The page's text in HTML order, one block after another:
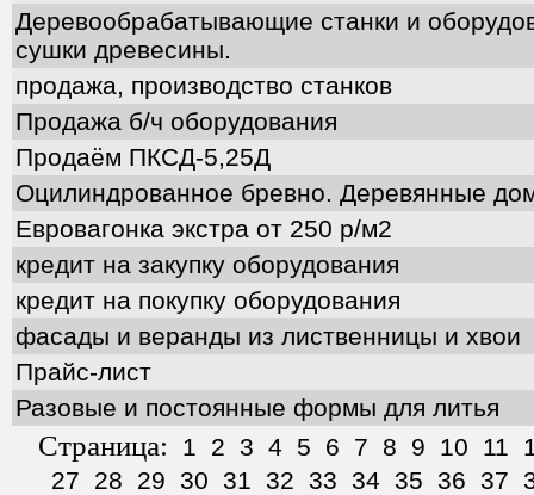
Деревообрабатывающие станки и
сушки древесины.
продажа, производство станков
Продажа б/ч оборудования
Продаём ПКСД-5,25Д
Оцилиндрованное бревно. Деревянные
Евровагонка экстра от 250 р/м2
кредит на закупку оборудования
кредит на покупку оборудования
фасады и веранды из лиственницы и хвои
Прайс-лист
Разовые и постоянные формы для литья
Страница: 1 2 3 4 5 6 7 8 9 10 11
27
28 29 30 31 32 33 34 35 36 37